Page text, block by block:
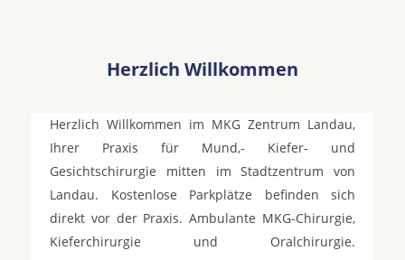
Herzlich Willkommen
Herzlich Willkommen im MKG Zentrum Landau,
Ihrer Praxis für Mund,- Kiefer- und
Gesichtschirurgie mitten im Stadtzentrum von
Landau. Kostenlose Parkplätze befinden sich
direkt vor der Praxis. Ambulante MKG-Chirurgie,
Kieferchirurgie und Oralchirurgie.